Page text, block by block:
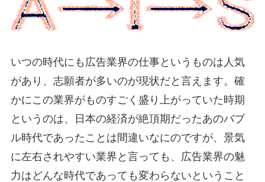
いつの時代にも広告業界の仕事というものは人気
があり、志願者が多いのが現状だと言えます。確
かにこの業界がものすごく盛り上がっていた時期
というのは、日本の経済が絶頂期だったあのバブ
ル時代であったことは間違いなにのですが、景気
に左右されやすい業界と言っても、広告業界の魅
力はどんな時代であっても変わらないということ